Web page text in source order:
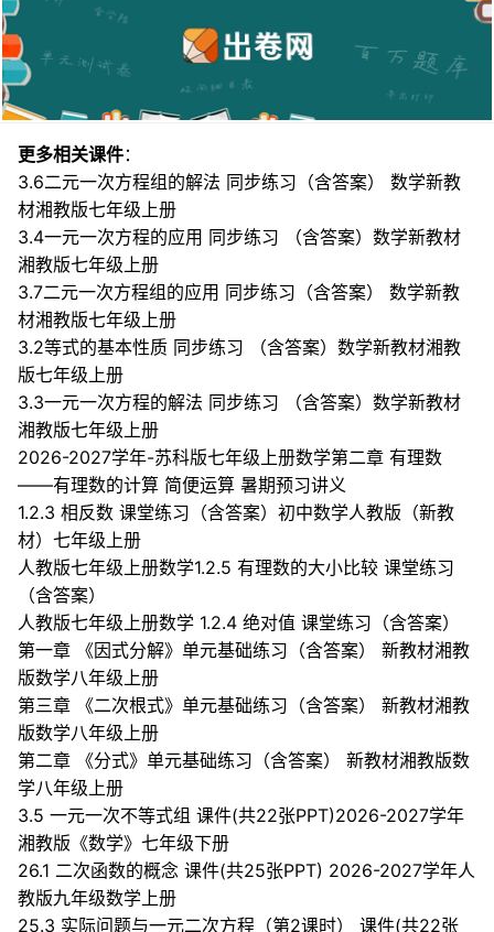
更多相关课件：
3.6二元一次方程组的解法 同步练习（含答案） 数学新教
材湘教版七年级上册
3.4一元一次方程的应用 同步练习 （含答案）数学新教材
湘教版七年级上册
3.7二元一次方程组的应用 同步练习（含答案） 数学新教
材湘教版七年级上册
3.2等式的基本性质 同步练习 （含答案）数学新教材湘教
版七年级上册
3.3一元一次方程的解法 同步练习 （含答案）数学新教材
湘教版七年级上册
2026-2027学年-苏科版七年级上册数学第二章 有理数
——有理数的计算 简便运算 暑期预习讲义
1.2.3 相反数 课堂练习（含答案）初中数学人教版（新教
材）七年级上册
人教版七年级上册数学1.2.5 有理数的大小比较 课堂练习
（含答案）
人教版七年级上册数学 1.2.4 绝对值 课堂练习（含答案）
第一章 《因式分解》单元基础练习（含答案） 新教材湘教
版数学八年级上册
第三章 《二次根式》单元基础练习（含答案） 新教材湘教
版数学八年级上册
第二章 《分式》单元基础练习（含答案） 新教材湘教版数
学八年级上册
3.5 一元一次不等式组 课件(共22张PPT)2026-2027学年
湘教版《数学》七年级下册
26.1 二次函数的概念 课件(共25张PPT) 2026-2027学年人
教版九年级数学上册
25.3 实际问题与一元二次方程（第2课时） 课件(共22张